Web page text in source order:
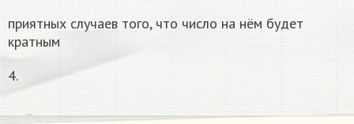
приятных случаев того, что число на нём будет
кратным
4.